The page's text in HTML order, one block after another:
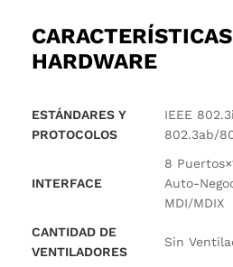
HARDWARE
ESTÁNDARES Y
PROTOCOLOS
IEEE
802.3ab/
INTERFACE
8
Auto-
MDI/MDIX
CANTIDAD DE
VENTILADORES
Sin